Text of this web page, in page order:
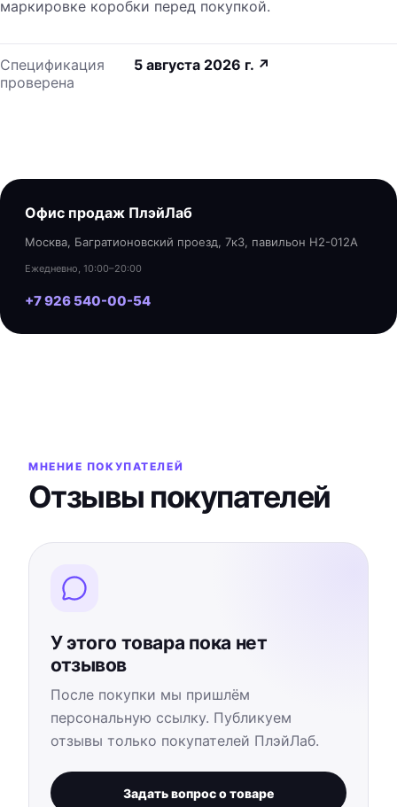
маркировке коробки перед покупкой.
Спецификация
проверена
5 августа 2026 г. ↗
Офис продаж ПлэйЛаб
Москва, Багратионовский проезд, 7к3, павильон H2-012A
Ежедневно, 10:00–20:00
+7 926 540-00-54
МНЕНИЕ ПОКУПАТЕЛЕЙ
Отзывы покупателей
У этого товара пока нет
отзывов
После покупки мы пришлём
персональную ссылку. Публикуем
отзывы только покупателей ПлэйЛаб.
Задать вопрос о товаре